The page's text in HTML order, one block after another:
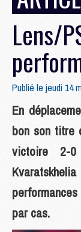
Publié le jeudi 14
En
bon son titre
victoire 2-
par cas.